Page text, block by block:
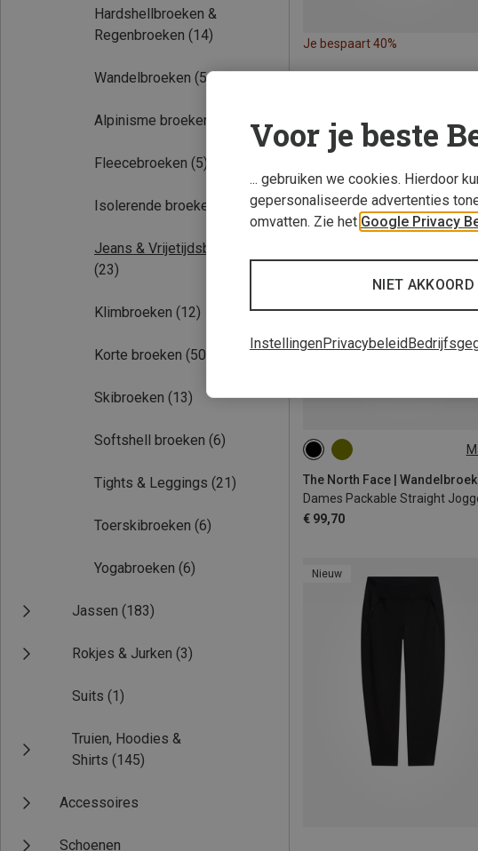
Hardshellbroeken &
Regenbroeken (14)
Wandelbroeken (54)
Alpinisme broeken
Fleecebroeken (5)
Isolerende broeken
Jeans & Vrijetijdsbroeken
(23)
Klimbroeken (12)
Korte broeken (50)
Skibroeken (13)
Softshell broeken (6)
Tights & Leggings (21)
Toerskibroeken (6)
Yogabroeken (6)
Jassen (183)
Rokjes & Jurken (3)
Suits (1)
Truien, Hoodies &
Shirts (145)
Accessoires
Schoenen
Je bespaart 40%
The North Face |
€ 99,70
XS M
Nieuw
Voor je beste
... gebruiken we cookies. Hierdoor
gepersonaliseerde advertenties
omvatten. Zie het Google Privacy
NIET AKKOORD
InstellingenPrivacybeleid